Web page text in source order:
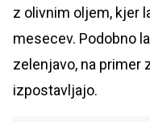
z olivnim oljem, kjer
mesecev. Podobno
zelenjavo, na primer
izpostavljajo.